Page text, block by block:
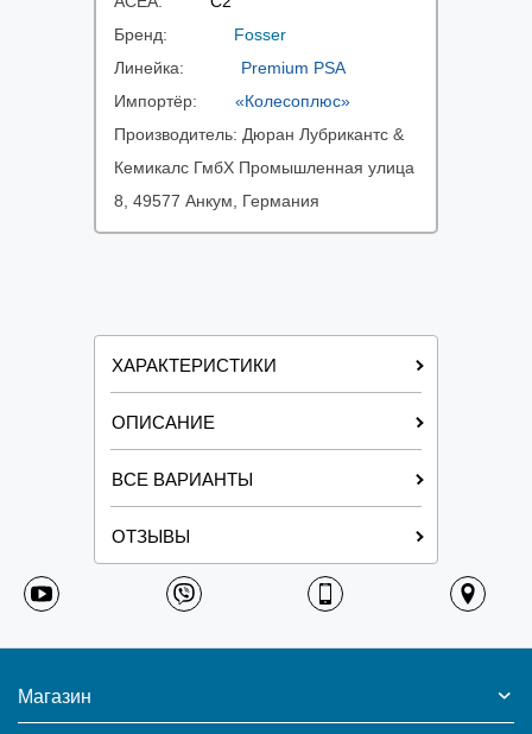
Бренд: Fosser
Линейка: Premium PSA
Импортёр: «Колесоплюс»
Производитель: Дюран Лубрикантс &
Кемикалс ГмбХ Промышленная улица
8, 49577 Анкум, Германия
ХАРАКТЕРИСТИКИ
ОПИСАНИЕ
ВСЕ ВАРИАНТЫ
ОТЗЫВЫ
Магазин